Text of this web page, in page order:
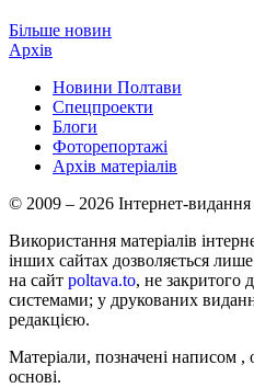
Більше новин
Архів
Новини Полтави
Спецпроекти
Блоги
Фоторепортажі
Архів матеріалів
© 2009 – 2026 Інтернет-
Використання матеріалів
інших сайтах дозволяється
на сайт poltava.to, не закритого
системами; у друкованих
редакцією.
Матеріали, позначені написом ,
основі.